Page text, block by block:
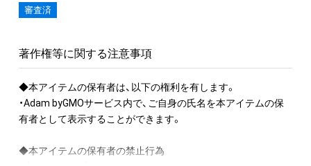
審査済
著作権等に関する注意事項
◆本アイテムの保有者は、以下の権利を有します。
・Adam byGMOサービス内で、ご自身の氏名を本アイテムの保
有者として表示することができます。
◆本アイテムの保有者の禁止行為